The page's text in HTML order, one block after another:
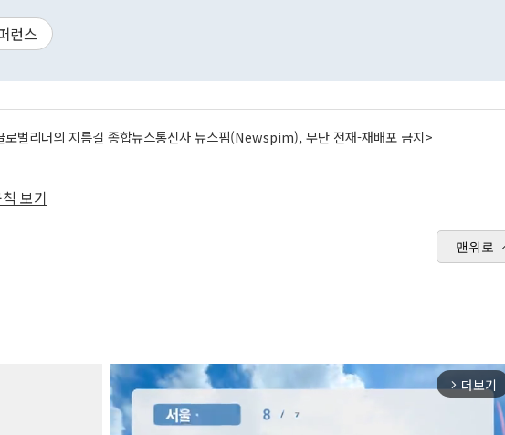
런스
로벌리더의 지름길 종합뉴스통신사 뉴스핌(Newspim), 무단 전재-재배포 금지>
보기
맨위로
arrow_forward_ios 더보기